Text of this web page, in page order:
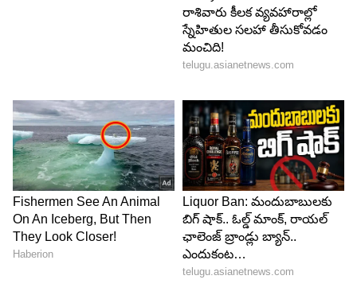
వేసుకుని తింటే ఇంకా అదిరిపోద్ది. ఈసారి మీ ఇంట్లో
కూరగాయలు ఉన్నా కూడా ఈ కర్రీ ట్రై చేయండి. ఇకపై
LATEST VIDEOS